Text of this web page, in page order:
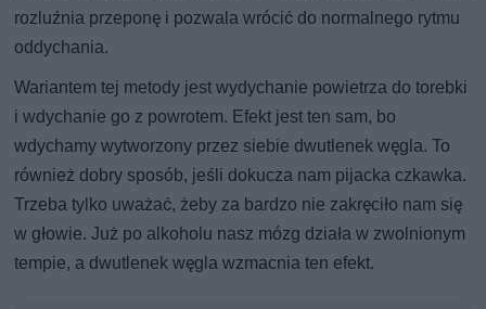
rozluźnia przeponę i pozwala wrócić do normalnego rytmu
oddychania.
Wariantem tej metody jest wydychanie powietrza do torebki
i wdychanie go z powrotem. Efekt jest ten sam, bo
wdychamy wytworzony przez siebie dwutlenek węgla. To
również dobry sposób, jeśli dokucza nam pijacka czkawka.
Trzeba tylko uważać, żeby za bardzo nie zakręciło nam się
w głowie. Już po alkoholu nasz mózg działa w zwolnionym
tempie, a dwutlenek węgla wzmacnia ten efekt.